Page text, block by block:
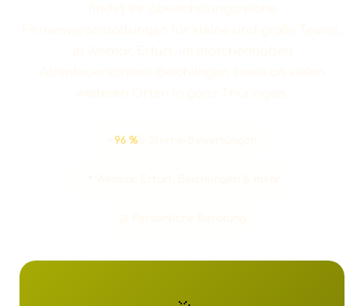
96 %